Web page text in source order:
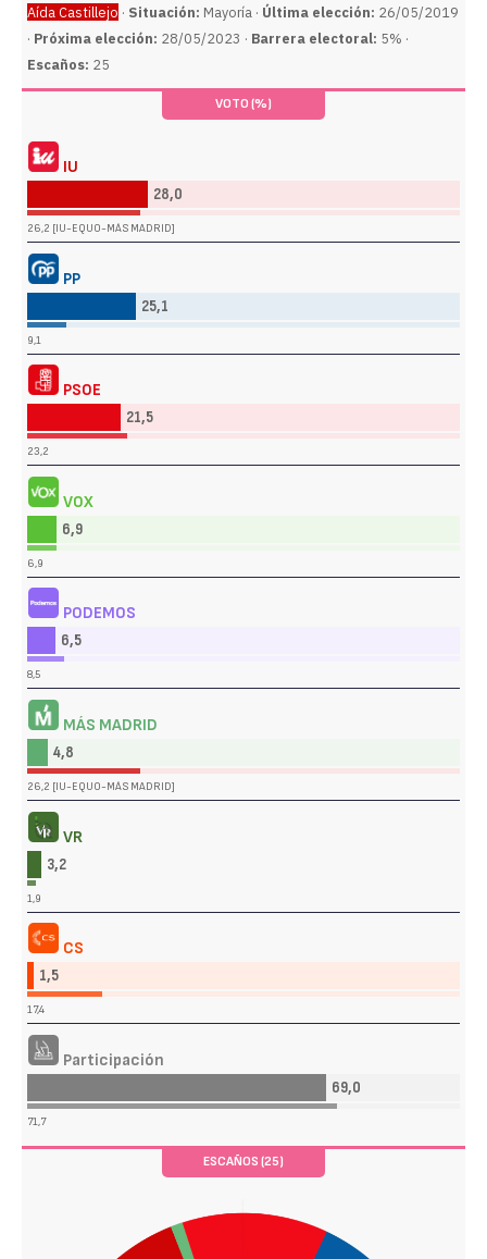
Aída Castillejo · Situación: Mayoría · Última elección: 26/05/2019
· Próxima elección: 28/05/2023 · Barrera electoral: 5% ·
Escaños: 25
VOTO (%)
IU
28,0
26,2 [IU-EQUO-MÁS MADRID]
PP
25,1
9,1
PSOE
21,5
23,2
VOX
6,9
6,9
PODEMOS
6,5
8,5
MÁS MADRID
4,8
26,2 [IU-EQUO-MÁS MADRID]
VR
3,2
1,9
CS
1,5
17,4
Participación
69,0
71,7
ESCAÑOS (25)